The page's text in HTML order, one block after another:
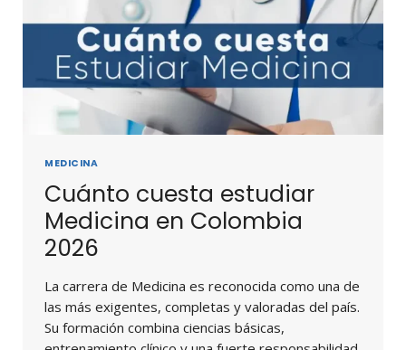
MEDICINA
Cuánto cuesta estudiar
Medicina en Colombia
2026
La carrera de Medicina es reconocida como una de
las más exigentes, completas y valoradas del país.
Su formación combina ciencias básicas,